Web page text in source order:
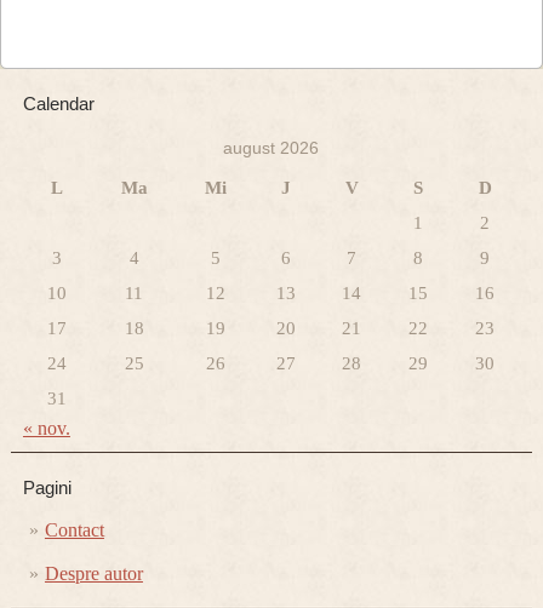
Calendar
august 2026
L Ma Mi J V S
D
1
2
3
4 5 6 7 8
9
10
11 12 13 14 15
16
17
18 19 20 21 22
23
24
25 26 27 28 29
30
31
« nov.
Pagini
Contact
Despre autor